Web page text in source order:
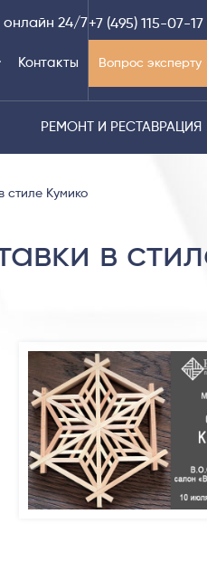
Контакты
онлайн 24/7+7 (495) 115-07-17
Вопрос эксперту
РЕМОНТ И РЕСТАВРАЦИЯ
стиле Кумико
в